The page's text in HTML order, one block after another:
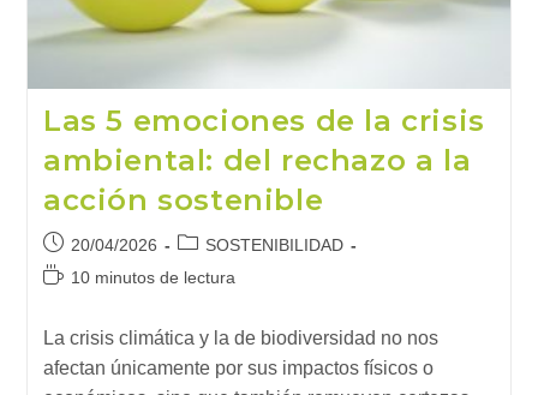
Las 5 emociones de la crisis
ambiental: del rechazo a la
acción sostenible
Publicación
de
20/04/2026
Categoría
de
SOSTENIBILIDAD
Tiempo10 minutos de lectura
La crisis climática y la de biodiversidad no nos
afectan únicamente por sus impactos físicos o